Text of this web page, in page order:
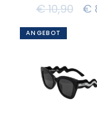
€10,90 €
ANGEBOT